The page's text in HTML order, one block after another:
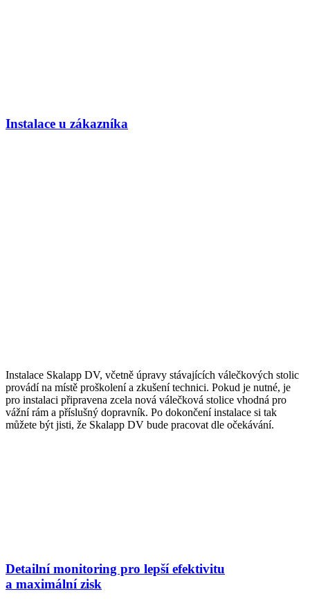
Instalace u zákazníka
Instalace Skalapp DV, včetně úpravy stávajících válečkových stolic
provádí na místě proškolení a zkušení technici. Pokud je nutné, je
pro instalaci připravena zcela nová válečková stolice vhodná pro
vážní rám a příslušný dopravník. Po dokončení instalace si tak
můžete být jisti, že Skalapp DV bude pracovat dle očekávání.
Detailní monitoring pro lepší efektivitu
a maximální zisk